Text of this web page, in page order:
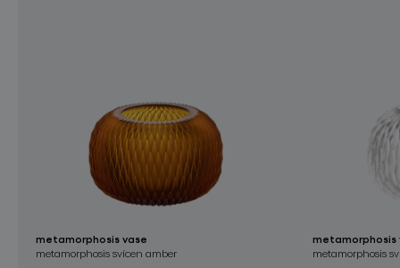
metamorphosis vase
metamorphosis svícen amber
metamorphosis
metamorphosis